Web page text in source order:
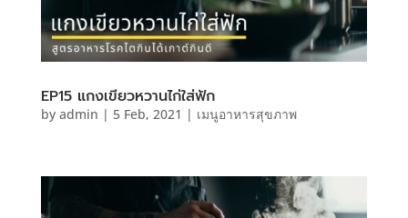
EP15 แกงเขียวหวานไก่ใส่ฟัก
by admin | 5 Feb, 2021 | เมนูอาหารสุขภาพ